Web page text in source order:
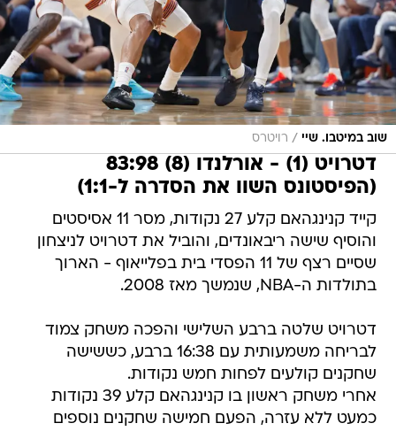
שוב במיטבו. שיי / רויטרס
דטרויט (1) - אורלנדו (8) 83:98
(הפיסטונס השוו את הסדרה ל-1:1)
קייד קנינגהאם קלע 27 נקודות, מסר 11 אסיסטים
והוסיף שישה ריבאונדים, והוביל את דטרויט לניצחון
שסיים רצף של 11 הפסדי בית בפלייאוף - הארוך
בתולדות ה-NBA, שנמשך מאז 2008.
דטרויט שלטה ברבע השלישי והפכה משחק צמוד
לבריחה משמעותית עם 16:38 ברבע, כששישה
שחקנים קולעים לפחות חמש נקודות.
אחרי משחק ראשון בו קנינגהאם קלע 39 נקודות
כמעט ללא עזרה, הפעם חמישה שחקנים נוספים